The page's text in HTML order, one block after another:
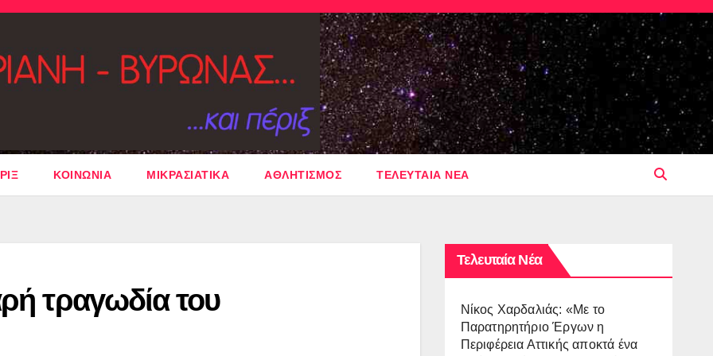
ΚΟΙΝΩΝΙΑ ΜΙΚΡΑΣΙΑΤΙΚΑ ΑΘΛΗΤΙΣΜΟΣ ΤΕΛΕΥΤΑΙΑ ΝΕΑ
τραγωδία του
Τελευταία Νέα
Νίκος Χαρδαλιάς: «Με το
Παρατηρητήριο Έργων η
Περιφέρεια Αττικής αποκτά ένα